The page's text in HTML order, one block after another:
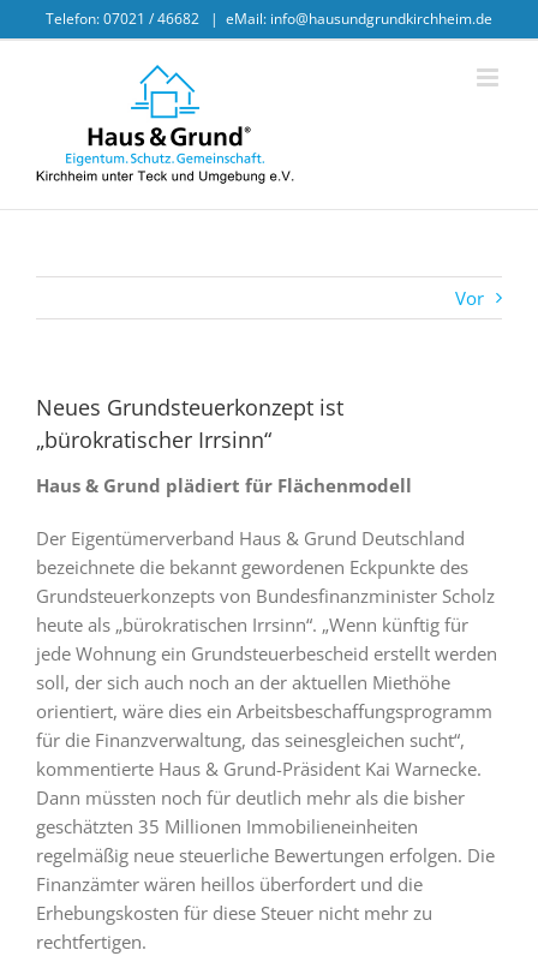
to
Telefon: 07021 / 46682 | eMail: info@hausundgrundkirchheim.de
Vor
Neues Grundsteuerkonzept ist
„bürokratischer Irrsinn“
Haus & Grund plädiert für Flächenmodell
Der Eigentümerverband Haus & Grund Deutschland
bezeichnete die bekannt gewordenen Eckpunkte des
Grundsteuerkonzepts von Bundesfinanzminister Scholz
heute als „bürokratischen Irrsinn“. „Wenn künftig für
jede Wohnung ein Grundsteuerbescheid erstellt werden
soll, der sich auch noch an der aktuellen Miethöhe
orientiert, wäre dies ein Arbeitsbeschaffungsprogramm
für die Finanzverwaltung, das seinesgleichen sucht“,
kommentierte Haus & Grund-Präsident Kai Warnecke.
Dann müssten noch für deutlich mehr als die bisher
geschätzten 35 Millionen Immobilieneinheiten
regelmäßig neue steuerliche Bewertungen erfolgen. Die
Finanzämter wären heillos überfordert und die
Erhebungskosten für diese Steuer nicht mehr zu
rechtfertigen.